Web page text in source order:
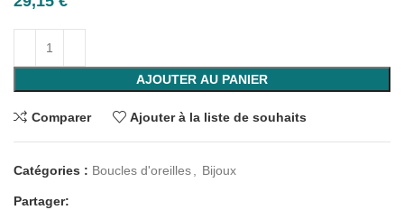
AJOUTER AU PANIER
Comparer Ajouter à la liste de souhaits
Catégories : Boucles d'oreilles, Bijoux
Partager: